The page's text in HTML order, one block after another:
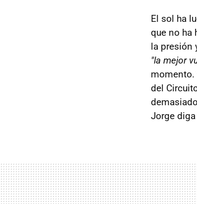
El sol ha
que no ha
la presión
"la mejor
momento.
del
Jorge